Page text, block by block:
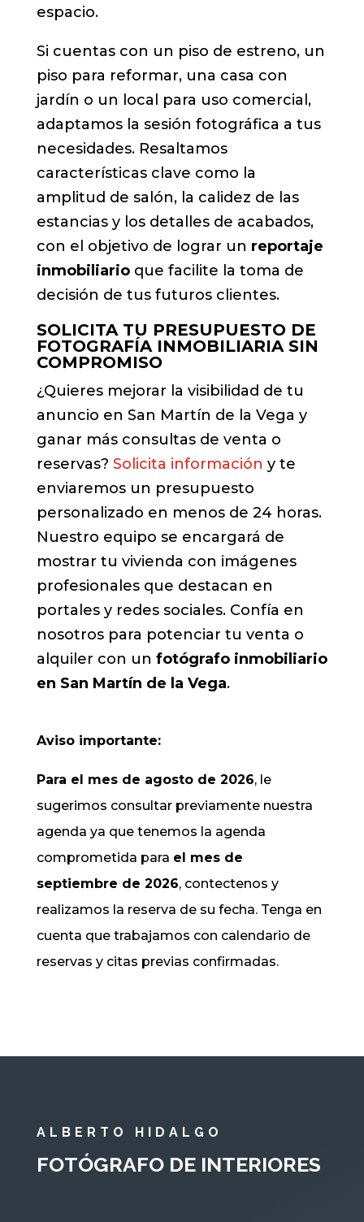
espacio.
Si cuentas con un piso de estreno, un
piso para reformar, una casa con
jardín o un local para uso comercial,
adaptamos la sesión fotográfica a tus
necesidades. Resaltamos
características clave como la
amplitud de salón, la calidez de las
estancias y los detalles de acabados,
con el objetivo de lograr un reportaje
inmobiliarioque facilite la toma de
decisión de tus futuros clientes.
SOLICITA TU PRESUPUESTO DE
FOTOGRAFÍA INMOBILIARIA SIN
COMPROMISO
¿Quieres mejorar la visibilidad de tu
anuncio en San Martín de la Vega y
ganar más consultas de venta o
reservas? Solicita información y te
enviaremos un presupuesto
personalizado en menos de 24 horas.
Nuestro equipo se encargará de
mostrar tu vivienda con imágenes
profesionales que destacan en
portales y redes sociales. Confía en
nosotros para potenciar tu venta o
alquiler con un fotógrafo inmobiliario
en San Martín de la Vega.
Aviso importante:
Para el mes de agosto de 2026, le
sugerimos consultar previamente nuestra
agenda ya que tenemos la agenda
comprometida para el mes de
septiembre de 2026, contectenos y
realizamos la reserva de su fecha. Tenga en
cuenta que trabajamos con calendario de
reservas y citas previas confirmadas.
ALBERTO HIDALGO
FOTÓGRAFO DE INTERIORES